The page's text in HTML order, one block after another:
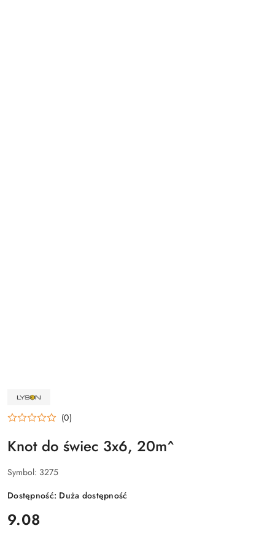
NAZWA
PRODUCENTA:
ŁYSOŃ
(0)
Knot do świec 3x6, 20m^
Symbol: 3275
Dostępność: Duża dostępność
cena:
9.08